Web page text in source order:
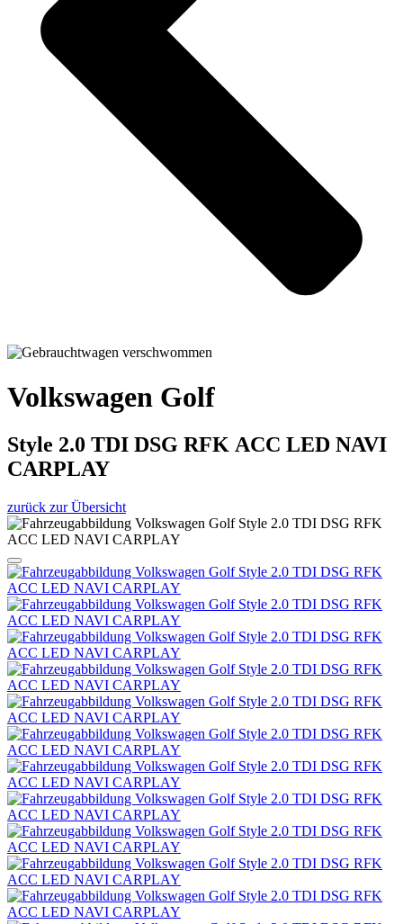
Volkswagen Golf
Style 2.0 TDI DSG RFK ACC LED NAVI
CARPLAY
zurück zur Übersicht